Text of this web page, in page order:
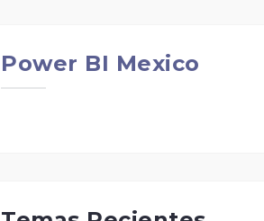
Power BI Mexico